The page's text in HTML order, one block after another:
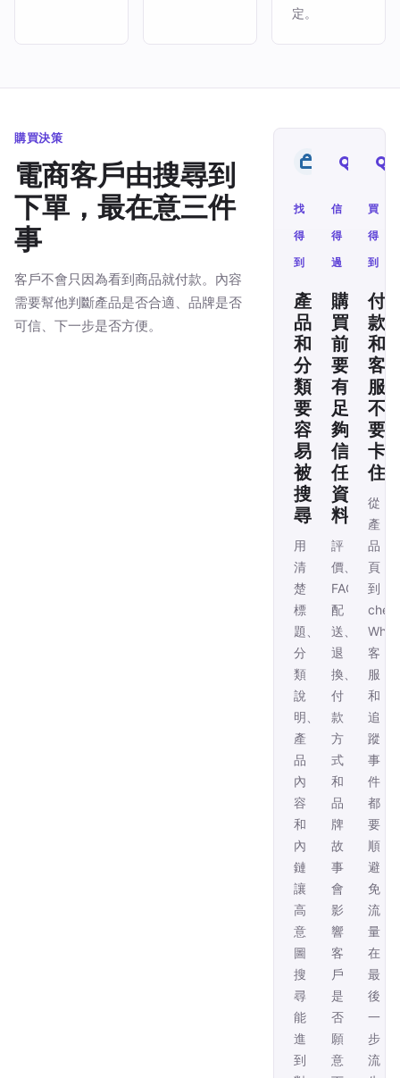
定。
購買決策
電商客戶由搜尋到
下單，最在意三件
事
客戶不會只因為看到商品就付款。內容
需要幫他判斷產品是否合適、品牌是否
可信、下一步是否方便。
找
得
到
產
品
和
分
類
要
容
易
被
搜
尋
用
清
楚
標
題、
分
類
說
明、
產
品
內
容
和
內
鏈，
讓
高
意
圖
搜
尋
能
進
到
信
得
過
購
買
前
要
有
足
夠
信
任
資
料
評
價、
FAQ、
配
送、
退
換、
付
款
方
式
和
品
牌
故
事，
會
影
響
客
戶
是
否
願
意
買
得
到
付
款
和
客
服
不
要
卡
住
從
產
品
頁
到
客
服
和
追
蹤
事
件
都
要
順，
避
免
流
量
在
最
後
一
步
流